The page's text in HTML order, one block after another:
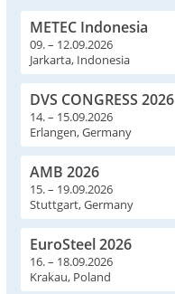
METEC Indonesia
09. – 12.09.2026
Jarkarta, Indonesia
DVS CONGRESS 2026
14. – 15.09.2026
Erlangen, Germany
AMB 2026
15. – 19.09.2026
Stuttgart, Germany
EuroSteel 2026
16. – 18.09.2026
Krakau, Poland